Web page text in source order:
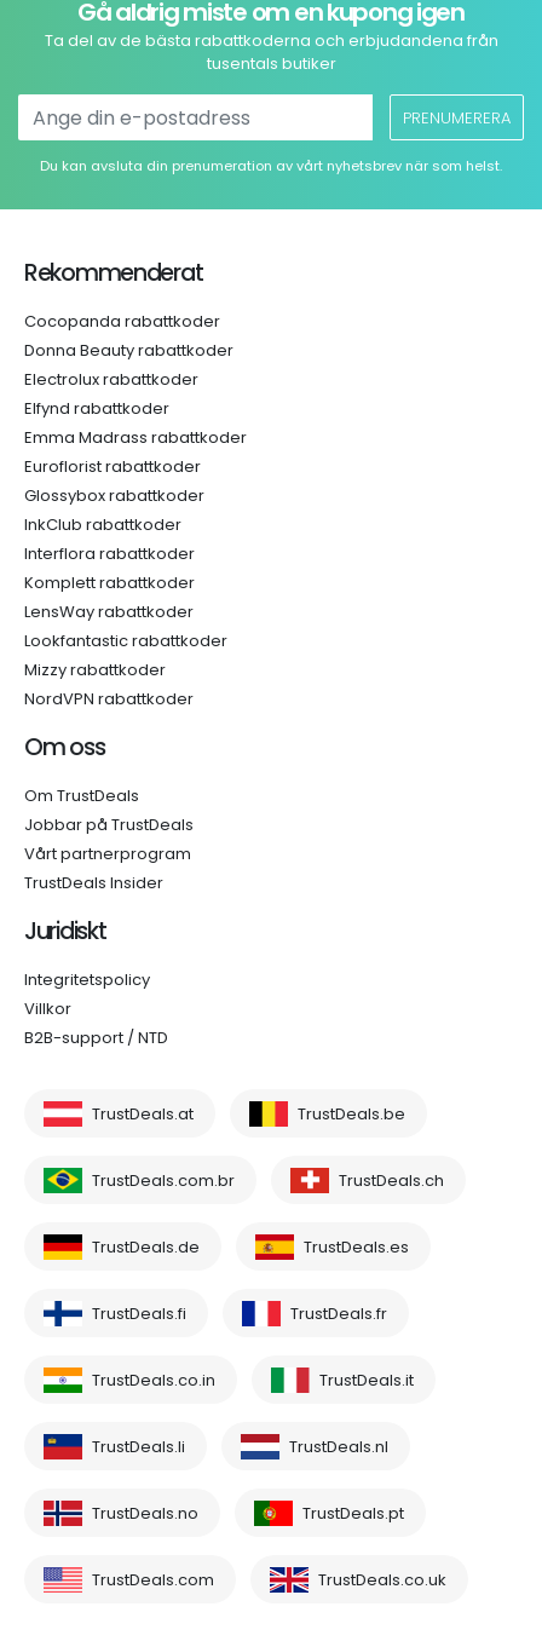
Gå aldrig miste om en kupong igen
Ta del av de bästa rabattkoderna och erbjudandena från
tusentals butiker
PRENUMERERA
Du kan avsluta din prenumeration av vårt nyhetsbrev när som helst.
Rekommenderat
Cocopanda rabattkoder
Donna Beauty rabattkoder
Electrolux rabattkoder
Elfynd rabattkoder
Emma Madrass rabattkoder
Euroflorist rabattkoder
Glossybox rabattkoder
InkClub rabattkoder
Interflora rabattkoder
Komplett rabattkoder
LensWay rabattkoder
Lookfantastic rabattkoder
Mizzy rabattkoder
NordVPN rabattkoder
Om oss
Om TrustDeals
Jobbar på TrustDeals
Vårt partnerprogram
TrustDeals Insider
Juridiskt
Integritetspolicy
Villkor
B2B-support / NTD
TrustDeals.at TrustDeals.be
TrustDeals.com.br TrustDeals.ch
TrustDeals.de TrustDeals.es
TrustDeals.fi TrustDeals.fr
TrustDeals.co.in TrustDeals.it
TrustDeals.li TrustDeals.nl
TrustDeals.no TrustDeals.pt
TrustDeals.com TrustDeals.co.uk